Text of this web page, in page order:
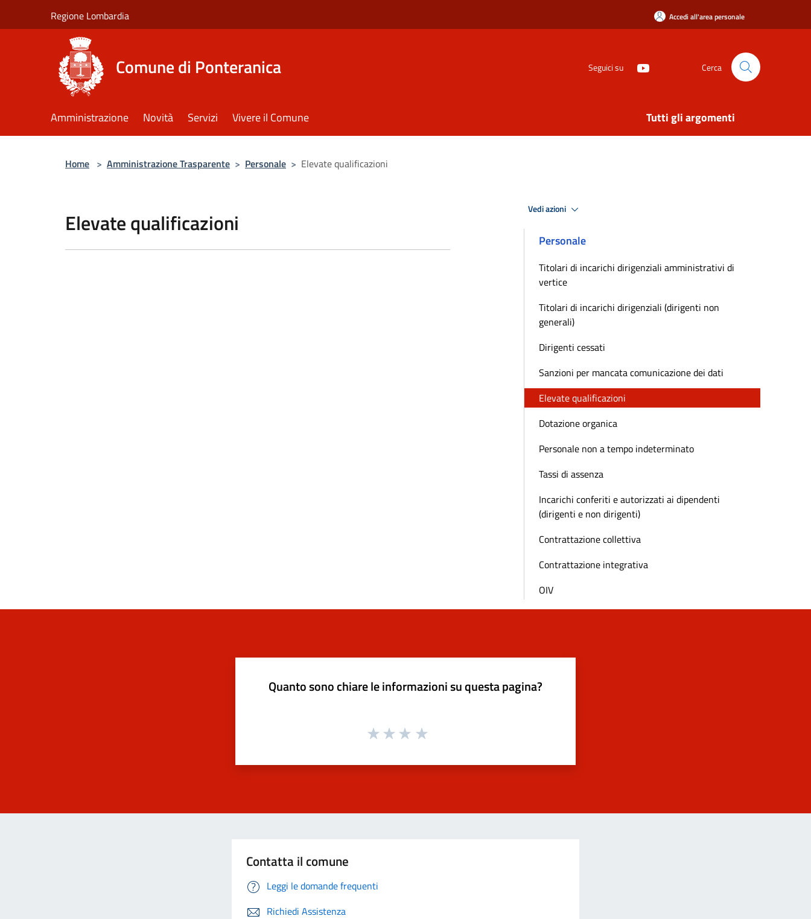
Regione Lombardia Accedi all'area personale
Comune di Ponteranica Seguici su Cerca
Amministrazione Novità Servizi Vivere il Comune Tutti gli argomenti
Home > Amministrazione Trasparente > Personale > Elevate qualificazioni
Elevate qualificazioni Vedi azioni
Personale
Titolari di incarichi dirigenziali amministrativi di
vertice
Titolari di incarichi dirigenziali (dirigenti non
generali)
Dirigenti cessati
Sanzioni per mancata comunicazione dei dati
Elevate qualificazioni
Dotazione organica
Personale non a tempo indeterminato
Tassi di assenza
Incarichi conferiti e autorizzati ai dipendenti
(dirigenti e non dirigenti)
Contrattazione collettiva
Contrattazione integrativa
OIV
Quanto sono chiare le informazioni su questa pagina?
Contatta il comune
Leggi le domande frequenti
Richiedi Assistenza